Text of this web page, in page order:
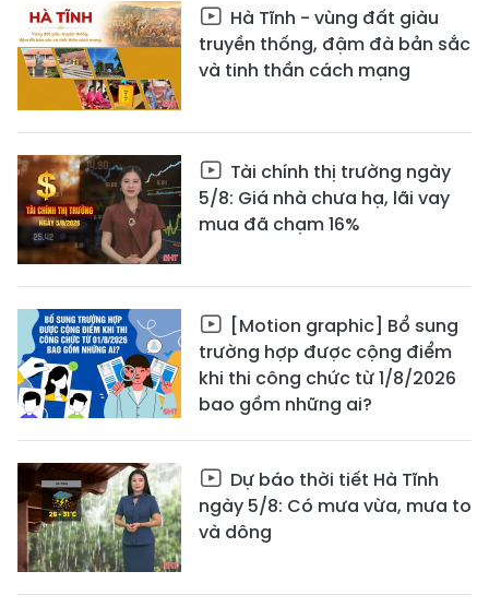
Hà Tĩnh - vùng đất giàu
truyền thống, đậm đà bản sắc
và tinh thần cách mạng
Tài chính thị trường ngày
5/8: Giá nhà chưa hạ, lãi vay
mua đã chạm 16%
[Motion graphic] Bổ sung
trường hợp được cộng điểm
khi thi công chức từ 1/8/2026
bao gồm những ai?
Dự báo thời tiết Hà Tĩnh
ngày 5/8: Có mưa vừa, mưa to
và dông